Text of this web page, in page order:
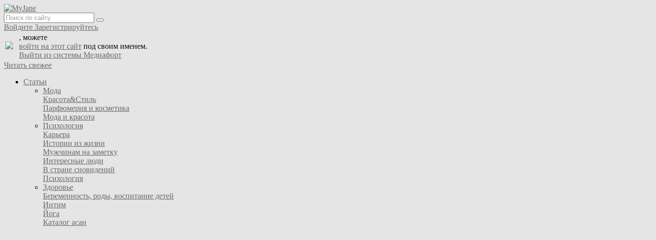
Войдите Зарегистрируйтесь
, можете
войти на этот сайт под своим именем.
Выйти из системы Медиафорт
Читать свежее
Статьи
Мода
Красота&Стиль
Парфюмерия и косметика
Мода и красота
Психология
Карьера
Истории из жизни
Мужчинам на заметку
Интересные люди
В стране сновидений
Психология
Здоровье
Беременность, роды, воспитание детей
Интим
Йога
Каталог асан